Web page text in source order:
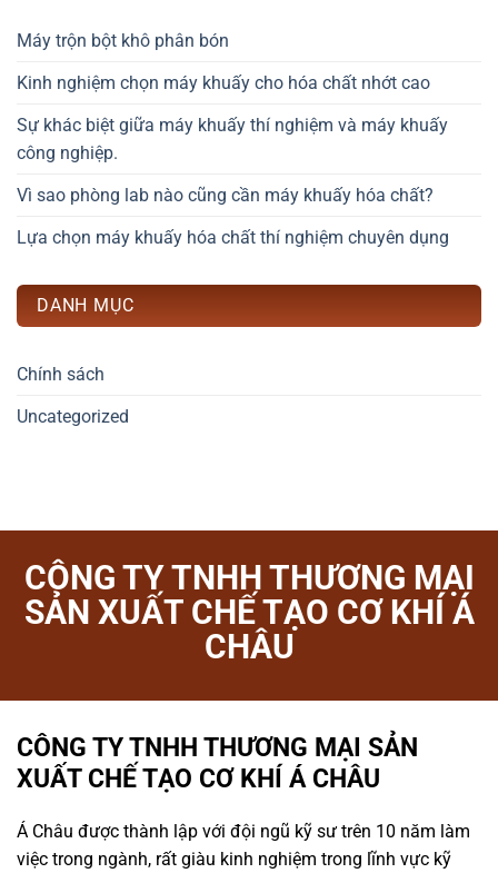
Máy trộn bột khô phân bón
Kinh nghiệm chọn máy khuấy cho hóa chất nhớt cao
Sự khác biệt giữa máy khuấy thí nghiệm và máy khuấy
công nghiệp.
Vì sao phòng lab nào cũng cần máy khuấy hóa chất?
Lựa chọn máy khuấy hóa chất thí nghiệm chuyên dụng
DANH MỤC
Chính sách
Uncategorized
CÔNG TY TNHH THƯƠNG MẠI
SẢN XUẤT CHẾ TẠO CƠ KHÍ Á
CHÂU
CÔNG TY TNHH THƯƠNG MẠI SẢN
XUẤT CHẾ TẠO CƠ KHÍ Á CHÂU
Á Châu được thành lập với đội ngũ kỹ sư trên 10 năm làm
việc trong ngành, rất giàu kinh nghiệm trong lĩnh vực kỹ